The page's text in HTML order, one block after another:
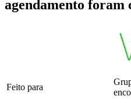
agendamento foram
Feito para